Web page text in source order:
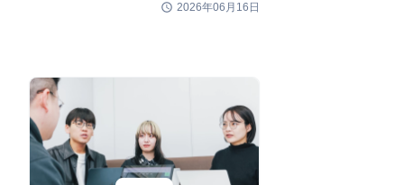
schedule 2026年06月16日